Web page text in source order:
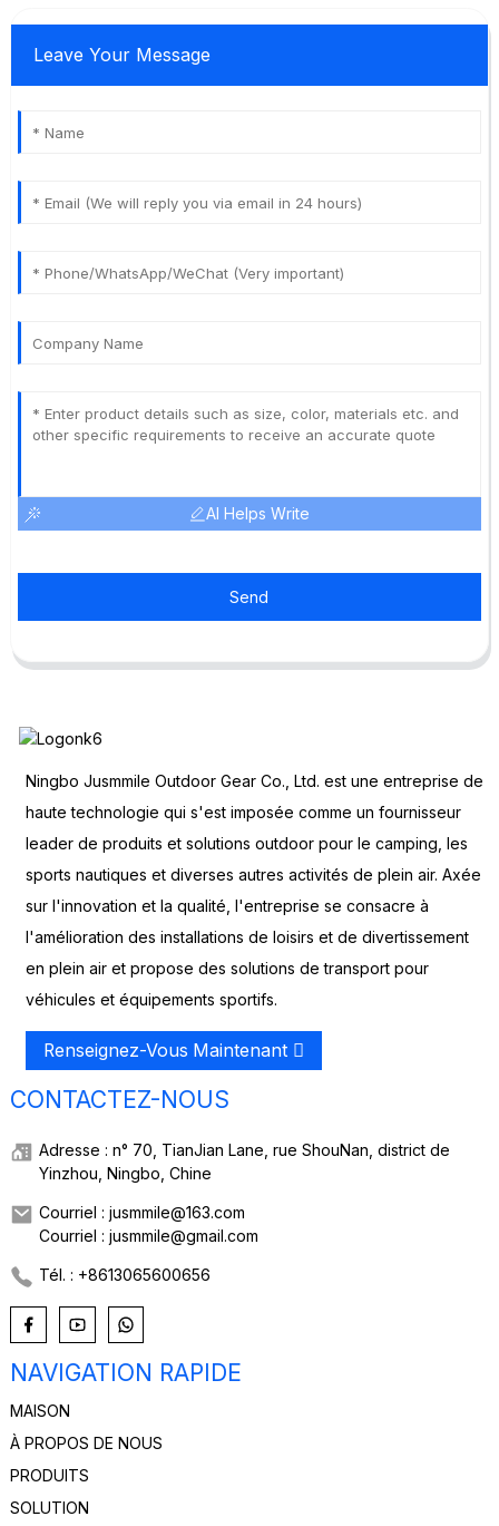
Leave Your Message
AI Helps Write
Send
Ningbo Jusmmile Outdoor Gear Co., Ltd. est une entreprise de
haute technologie qui s'est imposée comme un fournisseur
leader de produits et solutions outdoor pour le camping, les
sports nautiques et diverses autres activités de plein air. Axée
sur l'innovation et la qualité, l'entreprise se consacre à
l'amélioration des installations de loisirs et de divertissement
en plein air et propose des solutions de transport pour
véhicules et équipements sportifs.
Renseignez-Vous Maintenant
CONTACTEZ-NOUS
Adresse : n° 70, TianJian Lane, rue ShouNan, district de
Yinzhou, Ningbo, Chine
Courriel : jusmmile@163.com
Courriel : jusmmile@gmail.com
Tél. : +8613065600656
NAVIGATION RAPIDE
MAISON
À PROPOS DE NOUS
PRODUITS
SOLUTION